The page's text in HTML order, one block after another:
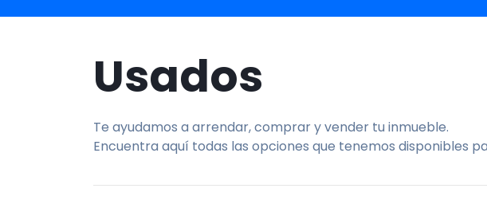
Usados
Te ayudamos a arrendar, comprar y vender tu inmueble.
Encuentra aquí todas las opciones que tenemos disponibles